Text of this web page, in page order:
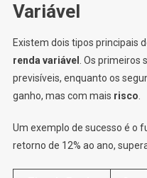
Variável
Existem dois tipos principais
renda variável . Os primeiros
previsíveis, enquanto os
ganho, mas com mais risco.
Um exemplo de sucesso é o
retorno de 12% ao ano,